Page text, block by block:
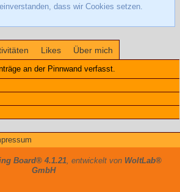
dass wir Cookies setzen.
Likes Über mich
an der Pinnwand verfasst.
Board® 4.1.21, entwickelt von WoltLab®
GmbH